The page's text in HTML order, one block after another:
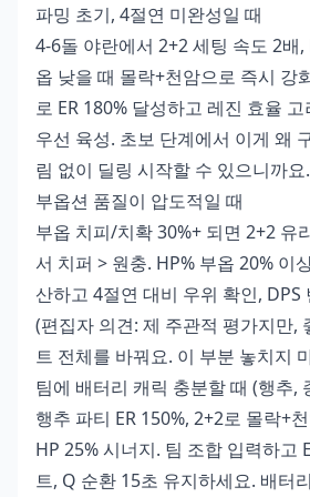
파밍 초기, 4절연 미완성일 때
4-6돌 야란에서 2+2 세팅 속도 2배,
옵 낮을 때 몰락+천암으로 즉시 강
로 ER 180% 달성하고 레진 효율
우선 육성. 초보 단계에서 이게 왜
림 없이 딜링 시작할 수 있으니까요.
부옵션 품질이 압도적일 때
부옵 치피/치확 30%+ 되면 2+2 유
서 치퍼 > 원충. HP% 부옵 20% 이
산하고 4절연 대비 우위 확인, DPS
(편집자 의견: 제 주관적 평가지만,
트 전체를 바꿔요. 이 부분 놓치지
팀에 배터리 캐릭 충분할 때 (행추,
행추 파티 ER 150%, 2+2로 몰락+
HP 25% 시너지. 팀 조합 입력하고
트, Q 순환 15초 유지하세요. 배터